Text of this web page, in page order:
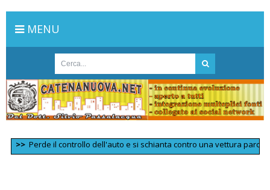
MENU
Perde il controllo dell'auto e si schianta contro una vettura